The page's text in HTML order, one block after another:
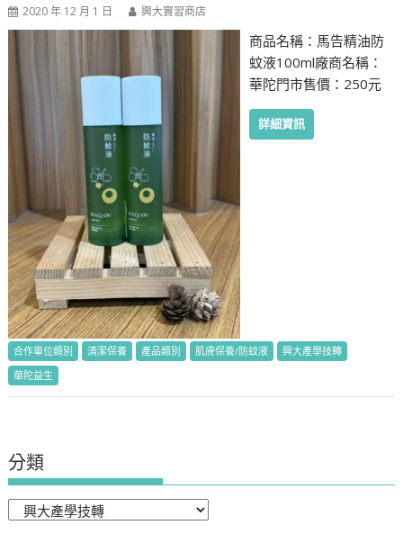
2020 年 12 月 1 日 興大實習商店
商品名稱：馬告精油防
蚊液100ml廠商名稱：
華陀門市售價：250元
詳細資訊
合作單位類別 清潔保養 產品類別 肌膚保養/防蚊液
興大產學技轉
華陀益生
分類